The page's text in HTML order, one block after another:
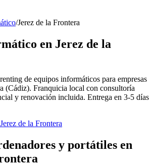
/Jerez de la Frontera
en Jerez de la
de equipos informáticos para empresas
(Cádiz). Franquicia local con consultoría
y renovación incluida. Entrega en 3-5 días
Jerez de la Frontera
y portátiles en